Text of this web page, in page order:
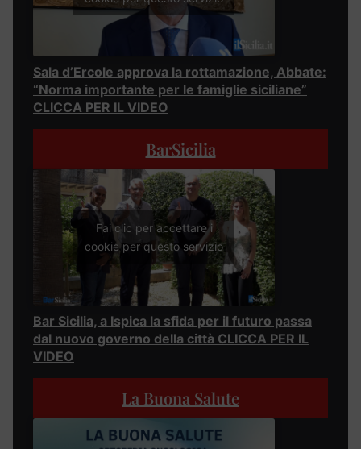
Sala d’Ercole approva la rottamazione, Abbate:
“Norma importante per le famiglie siciliane”
CLICCA PER IL VIDEO
BarSicilia
Fai clic per accettare i
cookie per questo servizio
Bar Sicilia, a Ispica la sfida per il futuro passa
dal nuovo governo della città CLICCA PER IL
VIDEO
La Buona Salute